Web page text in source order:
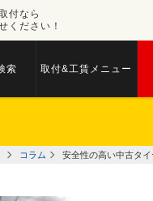
付なら
ください！
索 取付&工賃メニュー
コラム 安全性の高い中古タ